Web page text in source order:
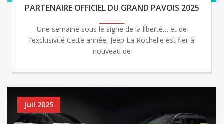
PARTENAIRE OFFICIEL DU GRAND PAVOIS 2025
Une semaine sous le signe de la liberté… et de
l’exclusivité Cette année, Jeep La Rochelle est fier à
nouveau de
Juil 2025